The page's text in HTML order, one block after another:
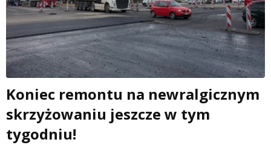
Koniec remontu na newralgicznym
skrzyżowaniu jeszcze w tym
tygodniu!